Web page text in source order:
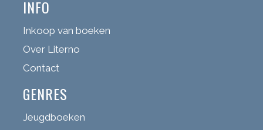
INFO
Inkoop van boeken
Over Literno
Contact
GENRES
Jeugdboeken